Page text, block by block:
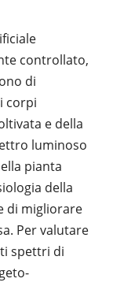
controllato,
di
corpi
e della
luminoso
pianta
della
di migliorare
Per valutare
spettri di